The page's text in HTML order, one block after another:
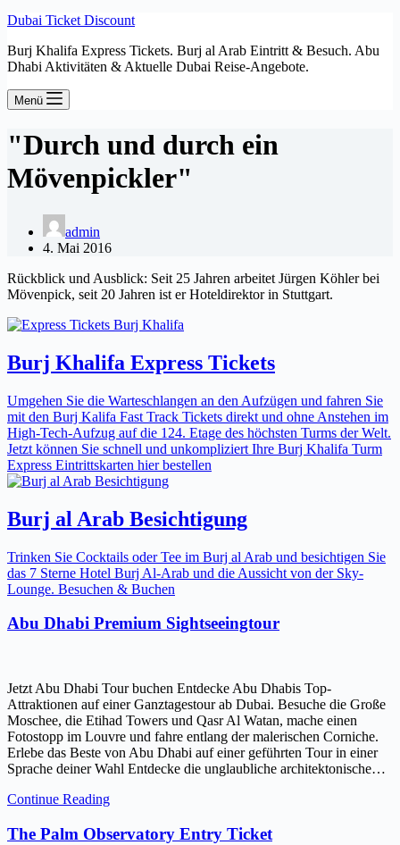
Dubai Ticket Discount
Burj Khalifa Express Tickets. Burj al Arab Eintritt & Besuch. Abu
Dhabi Aktivitäten & Aktuelle Dubai Reise-Angebote.
Menü
"Durch und durch ein
Mövenpickler"
admin
4. Mai 2016
Rückblick und Ausblick: Seit 25 Jahren arbeitet Jürgen Köhler bei
Mövenpick, seit 20 Jahren ist er Hoteldirektor in Stuttgart.
Burj Khalifa Express Tickets
Umgehen Sie die Warteschlangen an den Aufzügen und fahren Sie
mit den Burj Kalifa Fast Track Tickets direkt und ohne Anstehen im
High-Tech-Aufzug auf die 124. Etage des höchsten Turms der Welt.
Jetzt können Sie schnell und unkompliziert Ihre Burj Khalifa Turm
Express Eintrittskarten hier bestellen
Burj al Arab Besichtigung
Trinken Sie Cocktails oder Tee im Burj al Arab und besichtigen Sie
das 7 Sterne Hotel Burj Al-Arab und die Aussicht von der Sky-
Lounge. Besuchen & Buchen
Abu Dhabi Premium Sightseeingtour
Jetzt Abu Dhabi Tour buchen Entdecke Abu Dhabis Top-
Attraktionen auf einer Ganztagestour ab Dubai. Besuche die Große
Moschee, die Etihad Towers und Qasr Al Watan, mache einen
Fotostopp im Louvre und fahre entlang der malerischen Corniche.
Erlebe das Beste von Abu Dhabi auf einer geführten Tour in einer
Sprache deiner Wahl Entdecke die unglaubliche architektonische…
Continue Reading
The Palm Observatory Entry Ticket